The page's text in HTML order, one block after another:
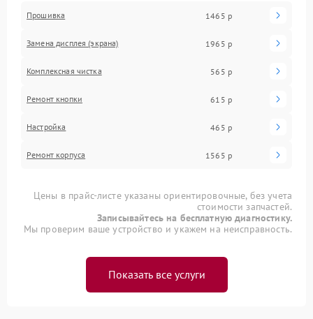
Прошивка 1465 р
Замена дисплея (экрана) 1965 р
Комплексная чистка 565 р
Ремонт кнопки 615 р
Настройка 465 р
Ремонт корпуса 1565 р
Цены в прайс-листе указаны ориентировочные, без учета
стоимости запчастей.
Записывайтесь на бесплатную диагностику.
Мы проверим ваше устройство и укажем на неисправность.
Показать все услуги